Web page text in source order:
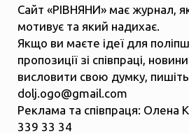
Сайт «РІВНЯНИ» має журнал,
мотивує та який надихає.
Якщо ви маєте ідеї для
пропозиції зі співпраці,
висловити свою думку,
dolj.ogo@gmail.com
Реклама та співпраця: Олена
339 33 34